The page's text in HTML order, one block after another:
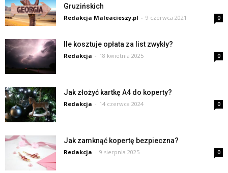
Gruzińskich
Redakcja Maleacieszy.pl - 9 czerwca 2021 0
Ile kosztuje opłata za list zwykły?
Redakcja - 18 kwietnia 2025 0
Jak złożyć kartkę A4 do koperty?
Redakcja - 14 czerwca 2024 0
Jak zamknąć kopertę bezpieczna?
Redakcja - 9 sierpnia 2025 0